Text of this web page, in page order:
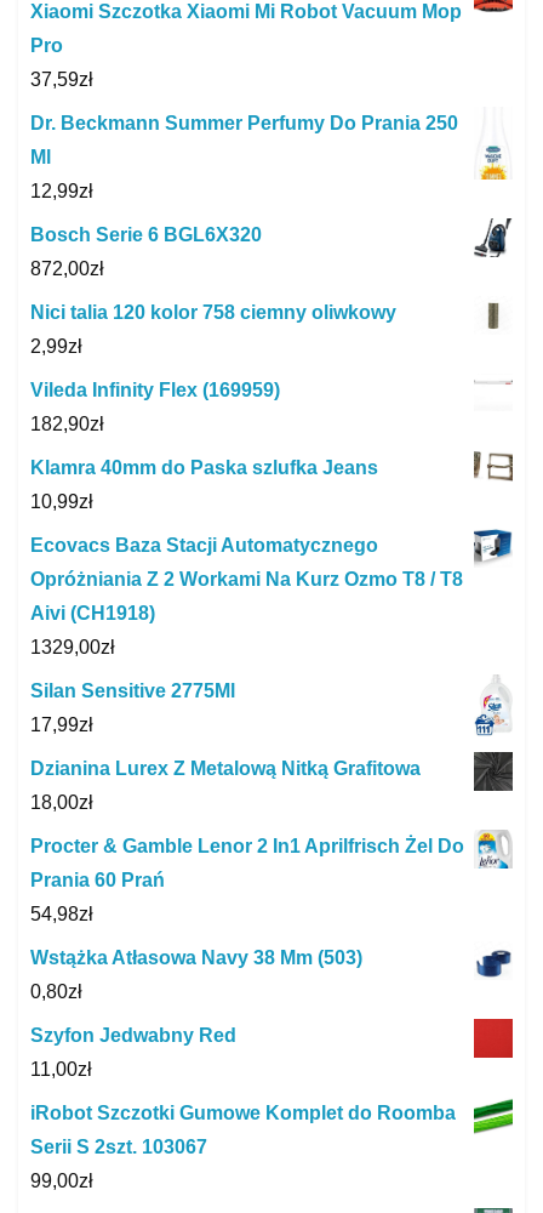
Xiaomi Szczotka Xiaomi Mi Robot Vacuum Mop
Pro
37,59zł
Dr. Beckmann Summer Perfumy Do Prania 250
Ml
12,99zł
Bosch Serie 6 BGL6X320
872,00zł
Nici talia 120 kolor 758 ciemny oliwkowy
2,99zł
Vileda Infinity Flex (169959)
182,90zł
Klamra 40mm do Paska szlufka Jeans
10,99zł
Ecovacs Baza Stacji Automatycznego
Opróżniania Z 2 Workami Na Kurz Ozmo T8 / T8
Aivi (CH1918)
1329,00zł
Silan Sensitive 2775Ml
17,99zł
Dzianina Lurex Z Metalową Nitką Grafitowa
18,00zł
Procter & Gamble Lenor 2 In1 Aprilfrisch Żel Do
Prania 60 Prań
54,98zł
Wstążka Atłasowa Navy 38 Mm (503)
0,80zł
Szyfon Jedwabny Red
11,00zł
iRobot Szczotki Gumowe Komplet do Roomba
Serii S 2szt. 103067
99,00zł